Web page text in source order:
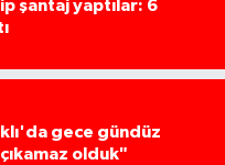
şantaj yaptılar: 6
gece gündüz
çıkamaz olduk"